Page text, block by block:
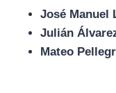
José Manuel
Julián
Mateo